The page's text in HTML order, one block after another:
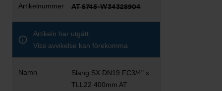
AT 5745-W34328904
Artikeln har utgått
Viss avvikelse kan förekomma
Slang SX DN19 FC3/4" x
TLL22 400mm AT